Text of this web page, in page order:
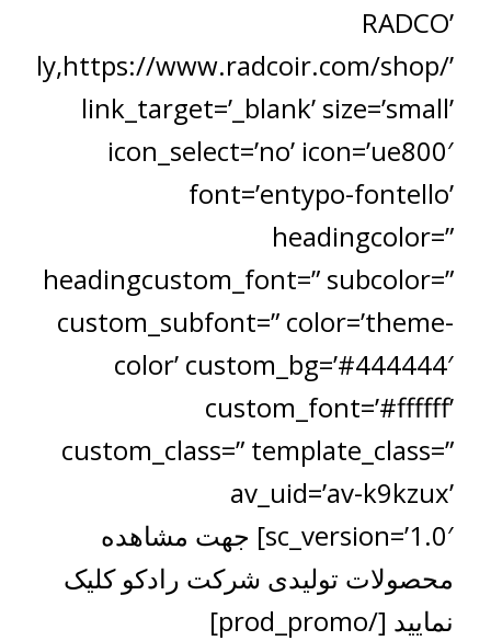
RADCO’
www.radcoir.com/shop/’
link_target=’_blank’ size=’small’
icon_select=’no’ icon=’ue800′
font=’entypo-fontello’
headingcolor=”
headingcustom_font=” subcolor=”
custom_subfont=” color=’theme-
color’ custom_bg=’#444444′
custom_font=’#ffffff’
custom_class=” template_class=”
av_uid=’av-k9kzux’
sc_version=’1.0′] جهت مشاهده
محصولات تولیدی شرکت رادکو کلیک
نمایید [/prod_promo]